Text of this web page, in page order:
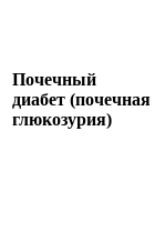
Почечный
диабет (почечная
глюкозурия)